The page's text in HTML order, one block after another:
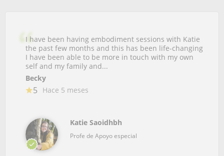
I have been having embodiment sessions with Katie
the past few months and this has been life-changing
I have been able to be more in touch with my own
self and my family and...
Becky
5 Hace 5 meses
Katie Saoidhbh
Profe de Apoyo especial